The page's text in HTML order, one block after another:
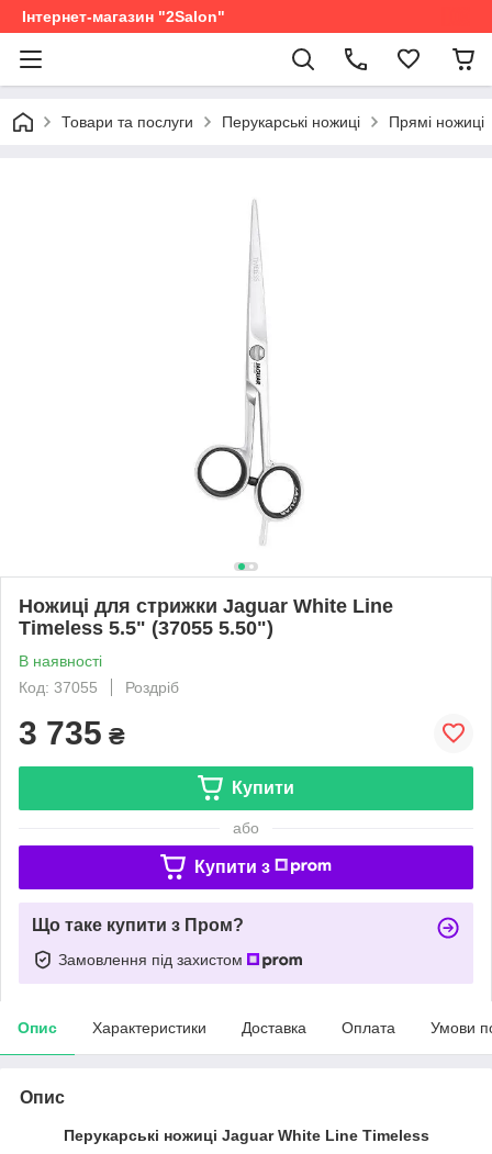
Інтернет-магазин "2Salon"
Товари та послуги Перукарські ножиці Прямі ножиці
Ножиці для стрижки Jaguar White Line
Timeless 5.5" (37055 5.50")
В наявності
Код: 37055
Роздріб
3 735 ₴
Купити
або
Купити з
Що таке купити з Пром?
Замовлення під захистом
Опис Характеристики Доставка Оплата Умови
Опис
Перукарські ножиці Jaguar White Line Timeless